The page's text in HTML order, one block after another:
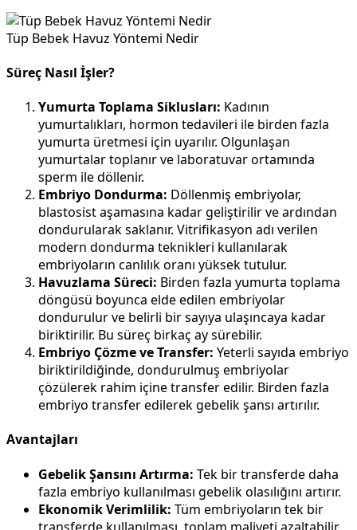
Tüp Bebek Havuz Yöntemi Nedir
Süreç Nasıl İşler?
Yumurta Toplama Siklusları: Kadının
yumurtalıkları, hormon tedavileri ile birden fazla
yumurta üretmesi için uyarılır. Olgunlaşan
yumurtalar toplanır ve laboratuvar ortamında
sperm ile döllenir.
Embriyo Dondurma: Döllenmiş embriyolar,
blastosist aşamasına kadar geliştirilir ve ardından
dondurularak saklanır. Vitrifikasyon adı verilen
modern dondurma teknikleri kullanılarak
embriyoların canlılık oranı yüksek tutulur.
Havuzlama Süreci: Birden fazla yumurta toplama
döngüsü boyunca elde edilen embriyolar
dondurulur ve belirli bir sayıya ulaşıncaya kadar
biriktirilir. Bu süreç birkaç ay sürebilir.
Embriyo Çözme ve Transfer: Yeterli sayıda embriyo
biriktirildiğinde, dondurulmuş embriyolar
çözülerek rahim içine transfer edilir. Birden fazla
embriyo transfer edilerek gebelik şansı artırılır.
Avantajları
Gebelik Şansını Artırma: Tek bir transferde daha
fazla embriyo kullanılması gebelik olasılığını artırır.
Ekonomik Verimlilik: Tüm embriyoların tek bir